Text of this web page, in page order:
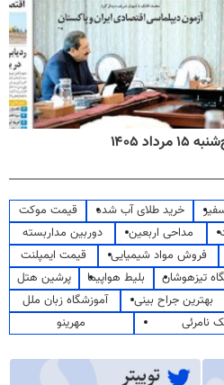
۱۴۰۵
خرید طلای آب شده
قیمت موکت
مداحی اربعین
دوربین مداربسته
فروش مواد شیمیایی
قیمت ایمپلنت
تیزهوشان بلیط هواپیما
پرشین هتل
بهترین جراح بینی
آموزشگاه زبان ملل
نامرئی
مهرینو